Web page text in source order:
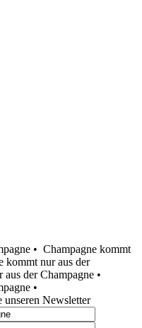
• Champagne kommt
kommt nur aus der
der Champagne •
•
Newsletter